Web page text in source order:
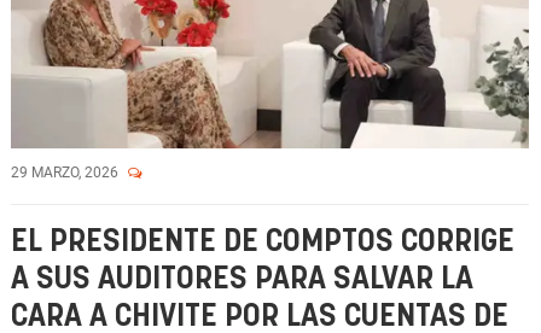
29 MARZO, 2026
EL PRESIDENTE DE COMPTOS CORRIGE
A SUS AUDITORES PARA SALVAR LA
CARA A CHIVITE POR LAS CUENTAS DE